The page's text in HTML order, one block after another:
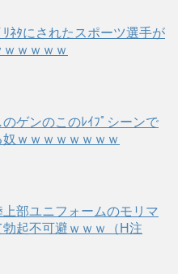
ﾘﾈﾀにされたスポーツ選手が
ｗｗｗｗ
のゲンのこのﾚｲﾌﾟシーンで
ｗｗｗｗｗｗｗｗ
上部ユニフォームのモリマ
起不可避ｗｗｗ（H注